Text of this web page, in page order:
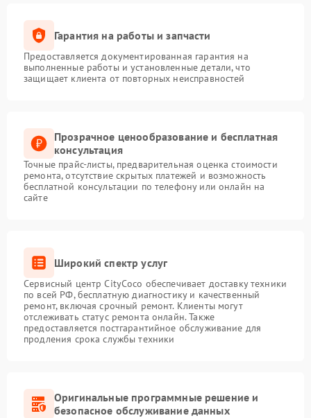
Гарантия на работы и запчасти
Предоставляется документированная гарантия на
выполненные работы и установленные детали, что
защищает клиента от повторных неисправностей
Прозрачное ценообразование и бесплатная
консультация
Точные прайс-листы, предварительная оценка стоимости
ремонта, отсутствие скрытых платежей и возможность
бесплатной консультации по телефону или онлайн на
сайте
Широкий спектр услуг
Сервисный центр CityCoco обеспечивает доставку техники
по всей РФ, бесплатную диагностику и качественный
ремонт, включая срочный ремонт. Клиенты могут
отслеживать статус ремонта онлайн. Также
предоставляется постгарантийное обслуживание для
продления срока службы техники
Оригинальные программные решение и
безопасное обслуживание данных